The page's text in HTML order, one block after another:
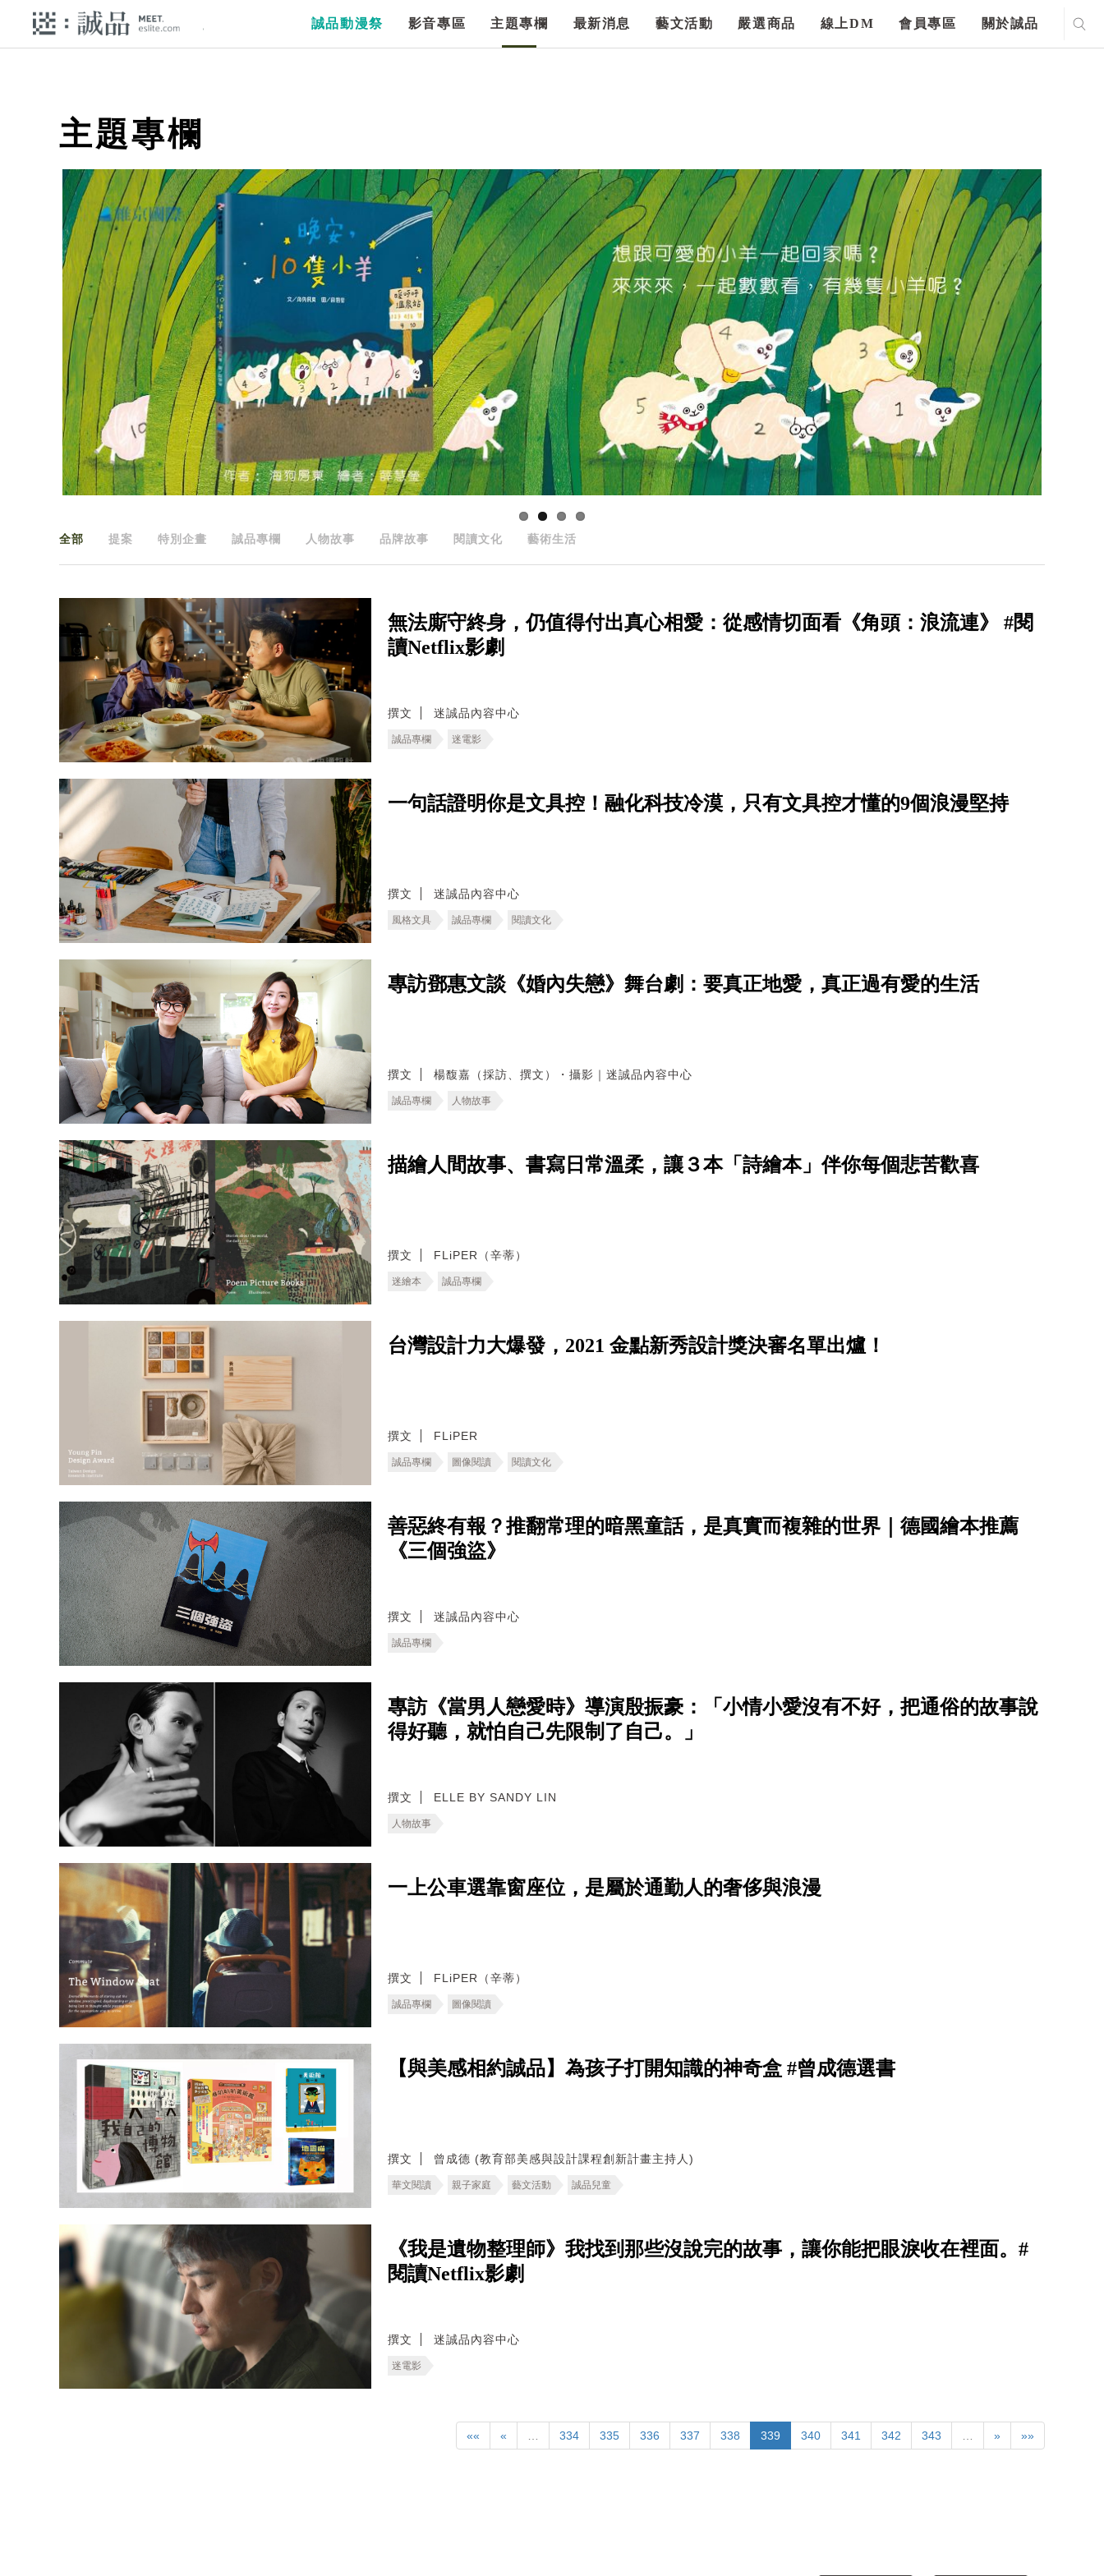
誠品動漫祭 影音專區 主題專欄 最新消息 藝文活動 嚴選商品 線上DM 會員專區 關於誠品
主題專欄
全部 提案 特別企畫 誠品專欄 人物故事 品牌故事 閱讀文化 藝術生活
無法廝守終身，仍值得付出真心相愛：從感情切面看《角頭：浪流連》 #閱
讀Netflix影劇
撰文 迷誠品內容中心
誠品專欄 迷電影
一句話證明你是文具控！融化科技冷漠，只有文具控才懂的9個浪漫堅持
撰文 迷誠品內容中心
風格文具 誠品專欄 閱讀文化
專訪鄧惠文談《婚內失戀》舞台劇：要真正地愛，真正過有愛的生活
撰文 楊馥嘉（採訪、撰文）・攝影｜迷誠品內容中心
誠品專欄 人物故事
描繪人間故事、書寫日常溫柔，讓３本「詩繪本」伴你每個悲苦歡喜
撰文 FLiPER（辛蒂）
迷繪本 誠品專欄
台灣設計力大爆發，2021 金點新秀設計獎決審名單出爐！
撰文 FLiPER
誠品專欄 圖像閱讀 閱讀文化
善惡終有報？推翻常理的暗黑童話，是真實而複雜的世界｜德國繪本推薦
《三個強盜》
撰文 迷誠品內容中心
誠品專欄
專訪《當男人戀愛時》導演殷振豪：「小情小愛沒有不好，把通俗的故事說
得好聽，就怕自己先限制了自己。」
撰文 ELLE BY SANDY LIN
人物故事
一上公車選靠窗座位，是屬於通勤人的奢侈與浪漫
撰文 FLiPER（辛蒂）
誠品專欄 圖像閱讀
【與美感相約誠品】為孩子打開知識的神奇盒 #曾成德選書
撰文 曾成德 (教育部美感與設計課程創新計畫主持人)
華文閱讀 親子家庭 藝文活動 誠品兒童
《我是遺物整理師》我找到那些沒說完的故事，讓你能把眼淚收在裡面。#
閱讀Netflix影劇
撰文 迷誠品內容中心
迷電影
«« « … 334 335 336 337 338 339 340 341 342 343 … » »»